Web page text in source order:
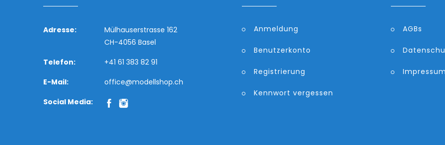
Adresse:
Mülhauserstrasse 162
CH-4056 Basel
Telefon:
+41 61 383 82 91
E-Mail:
office@modellshop.ch
Social Media:
Anmeldung
Benutzerkonto
Registrierung
Kennwort vergessen
AGBs
Impressum